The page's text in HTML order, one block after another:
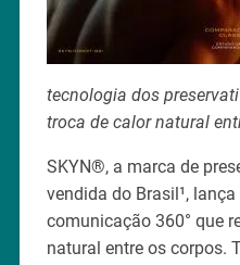
tecnologia dos
troca de calor natural
SKYN®, a marca de
vendida do Brasil¹,
comunicação 360° que
natural entre os corpos.